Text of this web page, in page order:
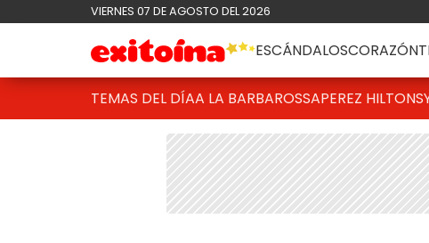
VIERNES 07 DE AGOSTO DEL 2026
ESCÁNDALOSCORAZÓN
TEMAS DEL DÍAA LA BARBAROSSAPEREZ HILTON